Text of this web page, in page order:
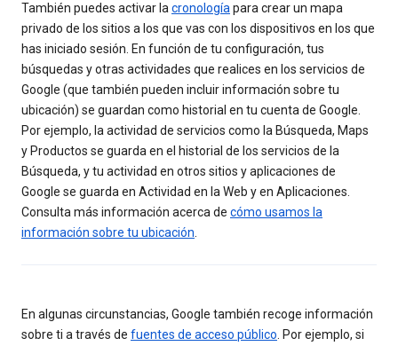
También puedes activar lacronologíapara crear un mapa
privado de los sitios a los que vas con los dispositivos en los que
has iniciado sesión. En función de tu configuración, tus
búsquedas y otras actividades que realices en los servicios de
Google (que también pueden incluir información sobre tu
ubicación) se guardan como historial en tu cuenta de Google.
Por ejemplo, la actividad de servicios como la Búsqueda, Maps
y Productos se guarda en el historial de los servicios de la
Búsqueda, y tu actividad en otros sitios y aplicaciones de
Google se guarda en Actividad en la Web y en Aplicaciones.
Consulta más información acerca de cómo usamos la
información sobre tu ubicación.
En algunas circunstancias, Google también recoge información
sobre ti a través de fuentes de acceso público. Por ejemplo, si